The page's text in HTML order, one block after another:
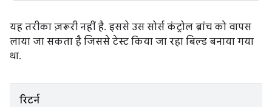
यह तरीका ज़रूरी नहीं है. इससे उस सोर्स कंट्रोल ब्रांच को वापस
लाया जा सकता है जिससे टेस्ट किया जा रहा बिल्ड बनाया गया
था.
रिटर्न